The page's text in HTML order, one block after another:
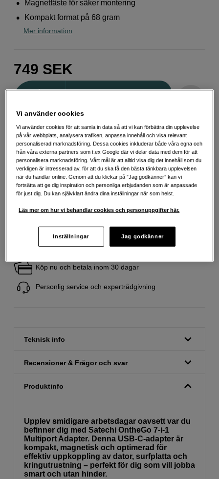
Magnetfäste för säker montering
Kompakt format på 68 gram
Mer information
749 SEK
Lägg i kundvagn
Delbetala från 107 SEK/mån via
Exempel: 12 mån, 107 SEK/mån, totalt 1 779 SEK, effektiv ränta 0,00 %
Startavgift 495 SEK, aviavgift 45 SEK/mån tillkommer
Att låna kostar pengar! Om du inte kan betala tillbaka skulden i tid
riskerar du en betalningsanmärkning. Det kan leda till svårigheter att få hyra
bostad, teckna abonnemang och få nya lån. För stöd, vänd dig till budget-
och skuldrådgivningen i din kommun. Kontaktuppgifter finns på
Fri frakt vid köp över 1 500 kronor
Köp nu och betala inom 30 dagar
Personlig service och expertrådgivning
Teknisk info
Recensioner & Frågor och svar
Produktinfo
Upplev smidigare arbetsdagar oavsett var du
befinner dig med Satechi OntheGo 7-i-1
Multiport Adapter. Denna USB-C-adapter är
kompakt, magnetisk och optimerad för
effektiv uppkoppling av dator, surfplatta och
kringutrustning – perfekt för dig som vill jobba
smart och utan hinder.
Vi använder cookies
Vi använder cookies för att samla in data så att vi kan förbättra din upplevelse
på vår webbplats, analysera trafiken, anpassa innehåll och visa relevant
personaliserad marknadsföring. Dessa cookies inkluderar både våra egna och
från våra externa partners som t.ex Google där vi delar data med dem för att
personalisera marknadsföring. Vårt mål är att alltid visa dig det innehåll som du
verkligen är intresserad av, för att du ska få den bästa tänkbara upplevelsen
när du handlar online. Genom att du klickar på ”Jag godkänner” kan vi
fortsätta att ge dig inspiration och personliga erbjudanden som är anpassade
för just dig. Du kan självklart ändra dina inställningar när som helst.
Läs mer om hur vi behandlar cookies och personuppgifter här.
Inställningar Jag godkänner